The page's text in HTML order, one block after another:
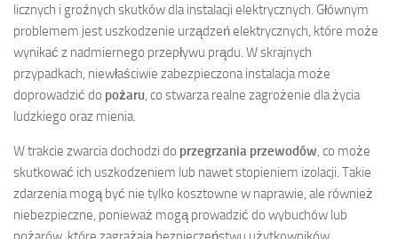
licznych i groźnych skutków dla instalacji elektrycznych. Głównym
problemem jest uszkodzenie urządzeń elektrycznych, które może
wynikać z nadmiernego przepływu prądu. W skrajnych
przypadkach, niewłaściwie zabezpieczona instalacja może
doprowadzić do pożaru, co stwarza realne zagrożenie dla życia
ludzkiego oraz mienia.
W trakcie zwarcia dochodzi do przegrzania przewodów, co może
skutkować ich uszkodzeniem lub nawet stopieniem izolacji. Takie
zdarzenia mogą być nie tylko kosztowne w naprawie, ale również
niebezpieczne, ponieważ mogą prowadzić do wybuchów lub